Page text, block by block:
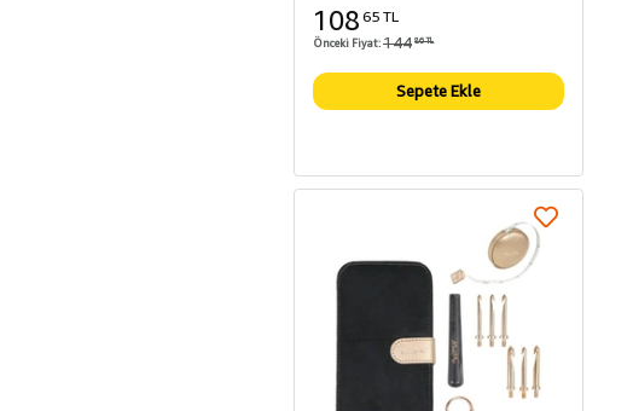
108 65 TL
Önceki Fiyat:144 86 TL
Sepete Ekle